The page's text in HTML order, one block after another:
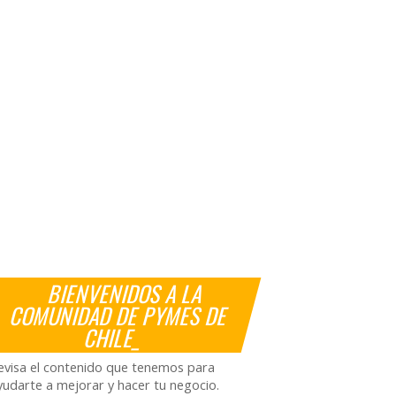
BIENVENIDOS A LA
COMUNIDAD DE PYMES DE
CHILE_
el contenido que tenemos para
a mejorar y hacer tu negocio.